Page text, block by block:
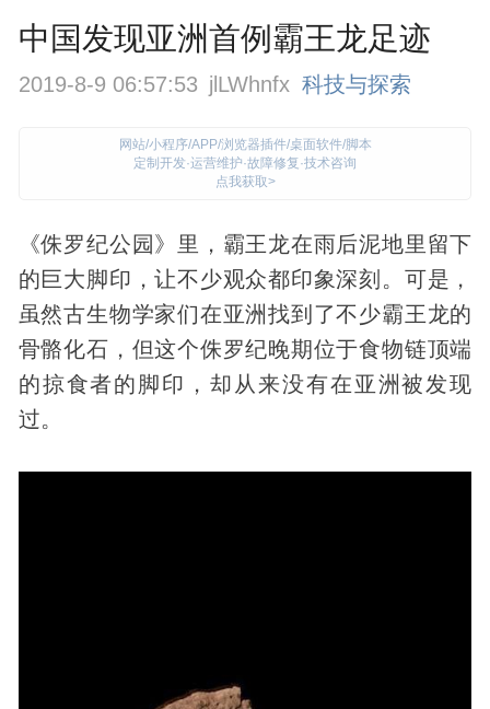
中国发现亚洲首例霸王龙足迹
2019-8-9 06:57:53 jlLWhnfx 科技与探索
网站/小程序/APP/浏览器插件/桌面软件/脚本
定制开发·运营维护·故障修复·技术咨询
点我获取>
《侏罗纪公园》里，霸王龙在雨后泥地里留下
的巨大脚印，让不少观众都印象深刻。可是，
虽然古生物学家们在亚洲找到了不少霸王龙的
骨骼化石，但这个侏罗纪晚期位于食物链顶端
的掠食者的脚印，却从来没有在亚洲被发现
过。